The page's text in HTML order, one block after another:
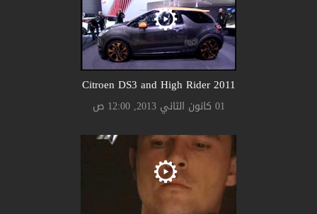
Citroen DS3 and High Rider 2011
01 كانون الثاني 2013, 12:00 ص